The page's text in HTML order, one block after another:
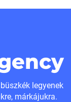
legyenek
márkájukra.